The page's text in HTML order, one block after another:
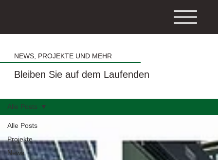
NEWS, PROJEKTE UND MEHR
Bleiben Sie auf dem Laufenden
Alle Posts
Projekte
News
Alle Posts